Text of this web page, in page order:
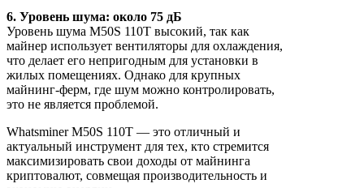
6. Уровень шума: около 75 дБ
Уровень шума M50S 110T высокий, так как
майнер использует вентиляторы для охлаждения,
что делает его непригодным для установки в
жилых помещениях. Однако для крупных
майнинг-ферм, где шум можно контролировать,
это не является проблемой.
Whatsminer M50S 110T — это отличный и
актуальный инструмент для тех, кто стремится
максимизировать свои доходы от майнинга
криптовалют, совмещая производительность и